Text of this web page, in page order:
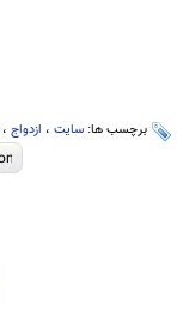
برچسب ها: سایت ، ازدواج ،